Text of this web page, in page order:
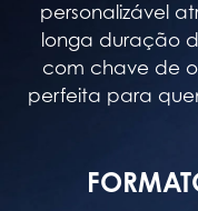
personalizável
longa duração
com chave de
perfeita para